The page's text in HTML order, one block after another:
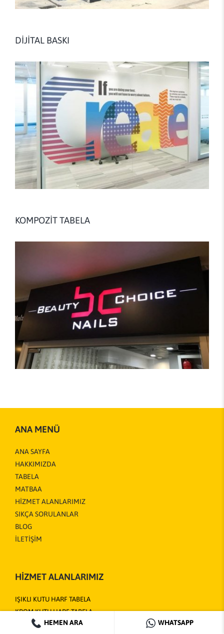
DİJİTAL BASKI
KOMPOZİT TABELA
ANA MENÜ
ANA SAYFA
HAKKIMIZDA
TABELA
MATBAA
HİZMET ALANLARIMIZ
SIKÇA SORULANLAR
BLOG
İLETİŞİM
HİZMET ALANLARIMIZ
IŞIKLI KUTU HARF TABELA
KROM KUTU HARF TABELA
KOMPOZİT OYMA TABELA
HEMEN ARA WHATSAPP